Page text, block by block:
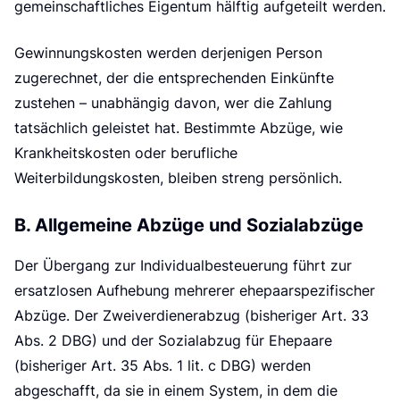
gemeinschaftliches Eigentum hälftig aufgeteilt werden.
Gewinnungskosten werden derjenigen Person
zugerechnet, der die entsprechenden Einkünfte
zustehen – unabhängig davon, wer die Zahlung
tatsächlich geleistet hat. Bestimmte Abzüge, wie
Krankheitskosten oder berufliche
Weiterbildungskosten, bleiben streng persönlich.
B. Allgemeine Abzüge und Sozialabzüge
Der Übergang zur Individualbesteuerung führt zur
ersatzlosen Aufhebung mehrerer ehepaarspezifischer
Abzüge. Der Zweiverdienerabzug (bisheriger Art. 33
Abs. 2 DBG) und der Sozialabzug für Ehepaare
(bisheriger Art. 35 Abs. 1 lit. c DBG) werden
abgeschafft, da sie in einem System, in dem die